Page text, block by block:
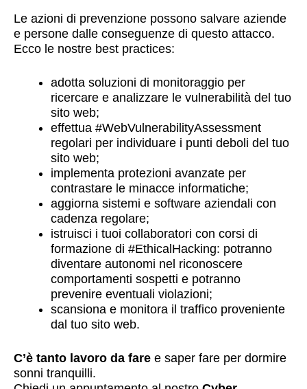
Le azioni di prevenzione possono salvare aziende
e persone dalle conseguenze di questo attacco.
Ecco le nostre best practices:
adotta soluzioni di monitoraggio per
ricercare e analizzare le vulnerabilità del tuo
sito web;
effettua #WebVulnerabilityAssessment
regolari per individuare i punti deboli del tuo
sito web;
implementa protezioni avanzate per
contrastare le minacce informatiche;
aggiorna sistemi e software aziendali con
cadenza regolare;
istruisci i tuoi collaboratori con corsi di
formazione di #EthicalHacking: potranno
diventare autonomi nel riconoscere
comportamenti sospetti e potranno
prevenire eventuali violazioni;
scansiona e monitora il traffico proveniente
dal tuo sito web.
C’è tanto lavoro da fare e saper fare per dormire
sonni tranquilli.